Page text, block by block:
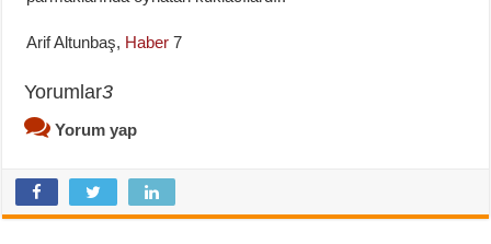
Arif Altunbaş, Haber 7
Yorumlar3
Yorum yap